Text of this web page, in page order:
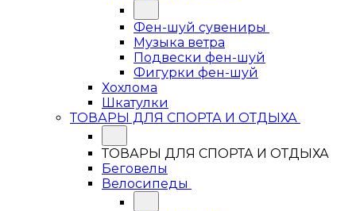
Фен-шуй сувениры
Музыка ветра
Подвески фен-шуй
Фигурки фен-шуй
Хохлома
Шкатулки
ТОВАРЫ ДЛЯ СПОРТА И ОТДЫХА
ТОВАРЫ ДЛЯ СПОРТА И ОТДЫХА
Беговелы
Велосипеды